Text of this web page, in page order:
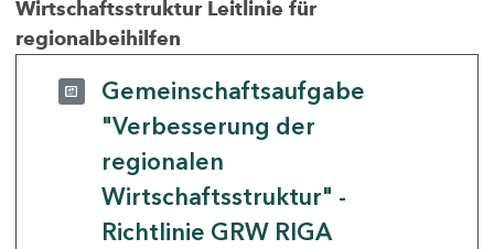
Wirtschaftsstruktur Leitlinie für
regionalbeihilfen
Gemeinschaftsaufgabe
"Verbesserung der
regionalen
Wirtschaftsstruktur" -
Richtlinie GRW RIGA